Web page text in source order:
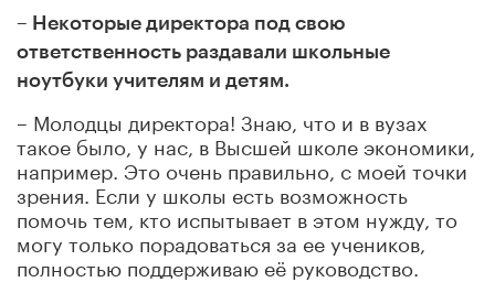
– Некоторые директора под свою
ответственность раздавали школьные
ноутбуки учителям и детям.
– Молодцы директора! Знаю, что и в вузах
такое было, у нас, в Высшей школе экономики,
например. Это очень правильно, с моей точки
зрения. Если у школы есть возможность
помочь тем, кто испытывает в этом нужду, то
могу только порадоваться за ее учеников,
полностью поддерживаю её руководство.